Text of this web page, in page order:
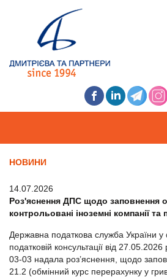
НОВИНИ
14.07.2026
Роз'яснення ДПС щодо заповнення
контрольовані іноземні компанії
Державна податкова служба України у
податковій консультації від
03-03 надала роз’яснення, щодо
21.2 (обмінний курс перерахунку у